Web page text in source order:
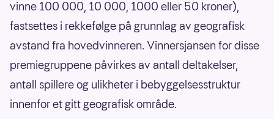
vinne 100 000, 10 000, 1000 eller 50 kroner),
fastsettes i rekkefølge på grunnlag av geografisk
avstand fra hovedvinneren. Vinnersjansen for disse
premiegruppene påvirkes av antall deltakelser,
antall spillere og ulikheter i bebyggelsesstruktur
innenfor et gitt geografisk område.